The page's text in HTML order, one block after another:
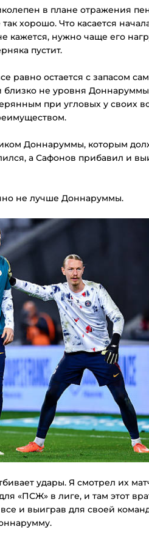
в плане отражения
хорошо. Что касается
кажется, нужно чаще его
пустит.
равно остается с запасом
не уровня
при угловых у своих
Доннаруммы, которым
а Сафонов прибавил и
не лучше Доннаруммы.
удары. Я смотрел их
«ПСЖ» в лиге, и там этот
и выиграв для своей